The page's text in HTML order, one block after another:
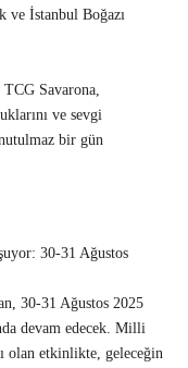
ve İstanbul Boğazı
Savarona,
ve sevgi
bir gün
30-31 Ağustos
30-31 Ağustos 2025
devam edecek. Milli
olan etkinlikte, geleceğin